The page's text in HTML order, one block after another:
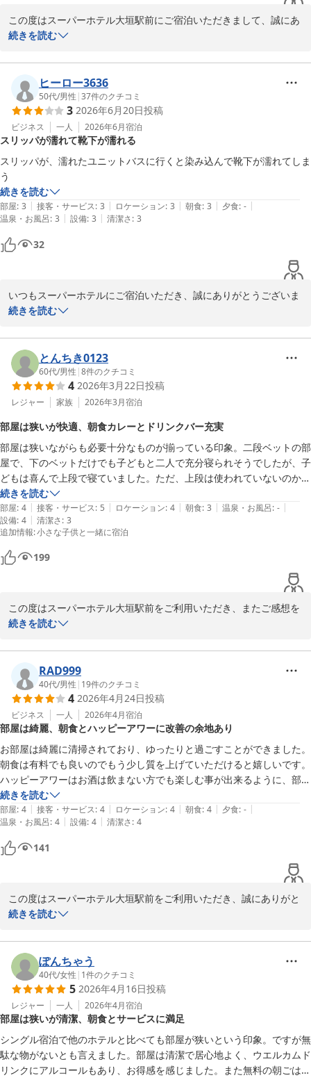
これから梅雨入りの時期となりますが、大垣も雨に映える新緑が美
また季節折々の大垣をsh6309様にお楽しみいただけます日を、心
よりお待ちしております。
スーパーホテル大垣駅前
支配人
スーパーホテル大垣駅前
2026-06-03
ソフトドリンクサービスが長い時間対応しており加えて夕刻からのアル
コールのサービスも大変良かったです。
この度はスーパーホテル大垣駅前にご宿泊いただきまして、誠にあ
りがとうございます。
戴し、大変うれしく拝読いたしました。
お部屋に関しましては、スーパールームのサイズやユニットバスの
広さで圧迫感をお感じになったとのこと、貴重なご感想ありがとう
ございます。
その中でも、ゆっくり過ごし身体を休めることができた、との事で
安心いたしました。
また、「朝食は種類が豊富で美味しかったです。特にパンが美味し
お口に合いましたこと、スタッフ一同大変うれしく思っておりま
す。
さらにソフトドリンクのサービスや、夕刻からのアルコールサービ
スについてもご満足いただき、ラウンジタイムを楽しんでいただけ
たご様子が伝わり、励みとなりました。
貴重なお時間を割いてクチコミをご投稿いただき、心より感謝申し
上げます。
大垣はこれから夏本番を迎え、日中は暑くても夜風が心地よい季節
どうぞご体調にはお気を付けてお過ごしくださいませ。
次回のお越しををスタッフ一同心よりお待ちしております。
スーパーホテル大垣駅前
支配人
スーパーホテル大垣駅前
2026-06-03
続きを読む
ヒーロー3636
50代/男性 |37件のクチコミ
3 2026年6月20日投稿
ビジネス 一人 2026年6月宿泊
スリッパが濡れて靴下が濡れる
スリッパが、濡れたユニットバスに行くと染み込んで靴下が濡れてしま
う
続きを読む
部屋: 3 | 接客・サービス: 3 | ロケーション: 3 | 朝食: 3 | 夕食: - |
温泉・お風呂: 3 | 設備: 3 | 清潔さ: 3
32
いつもスーパーホテルにご宿泊いただき、誠にありがとうございま
す。
スリッパが濡れたユニットバスに行くと染み込んで靴下が濡れてし
まったとのご指摘をいただき、ご不便をおかけし申し訳ございませ
んでした。
お客様からいただいたご意見は、今後の快適なご滞在のため大切に
参考とさせていただきます。
スーパーホテルはお好みに合わせてお選びいただける枕、健康朝食
バイキングなど、お客様がリラックスしてお休みいただけるよう心
がけております。
大垣駅から徒歩約5分の立地でご滞在中、駅周辺の散策や地元の雰
囲気もお楽しみいただけておりましたら幸いでございます。
前回、そして今回もご多用の中クチコミをご投稿いただきましてあ
りがとうございます。
これから暑さが増してまいりますが、どうぞご自愛くださいませ。
スーパーホテル大垣駅前
支配人
続きを読む
とんちき0123
60代/男性 |8件のクチコミ
4 2026年3月22日投稿
レジャー 家族 2026年3月宿泊
部屋は狭いが快適、朝食カレーとドリンクバー充実
部屋は狭いながらも必要十分なものが揃っている印象。二段ベットの部
屋で、下のベットだけでも子どもと二人で充分寝られそうでしたが、子
どもは喜んで上段で寝ていました。ただ、上段は使われていないのか、
子ども曰く、余り清潔ではなかったとのことです。
残念ながら大浴場がないホテルでした。代わりにアメニティが豊富で、
基礎化粧品の他、入浴剤やシートマスク、ハーブティーもありました。
アルコールがあるドリンクバーも充実しています。
朝ごはんは、よくある普通の無料ブッフェの感じでしたが、カレーが美
味しかったです。
ホテルの駐車場はありませんが、近くに24時間1000円未満の駐車場が
点在していて、自動車でも不便はありませんでした。
ただ、コンビニは直ぐ近所になく、歩いて10分程の駅近辺まで行かな
続きを読む
部屋: 4 | 接客・サービス: 5 | ロケーション: 4 | 朝食: 3 | 温泉・お風呂: - |
設備: 4 | 清潔さ: 3
追加情報:小さな子供と一緒に宿泊
199
この度はスーパーホテル大垣駅前をご利用いただき、またご感想を
お寄せくださり誠にありがとうございます。
た一方、清潔感に関してご不快な思いをさせてしまい申し訳ござい
ません。
今後もお客様に安心してご利用いただけるよう、点検と清掃の強化
に努めてまいります。
また、大浴場がないことに関してご不便をおかけしましたが、アメ
ニティや入浴剤、シートマスク、ハーブティーをご活用いただけた
とのこと、嬉しく拝見いたしました。
朝食のカレーやアルコールも楽しめるドリンクバーを気に入ってく
ださりありがとうございます。
朝食は全プラン無料でご提供しておりますので目的地まで元気にご
出発していただけます。
ドリンクバーのアルコールは毎日17時から、ジュース等は15時から
お召し上がりいただけ、多くのお客様からもご好評をいただいてお
ります。
春の陽気が心地よい季節となりました。
また岐阜西濃の美しい景色もお楽しみいただければと存じます。
おります。
スーパーホテル大垣駅前
支配人
スーパーホテル大垣駅前
2026-04-06
続きを読む
RAD999
40代/男性 | 19件のクチコミ
4 2026年4月24日投稿
ビジネス 一人 2026年4月宿泊
部屋は綺麗、朝食とハッピーアワーに改善の余地あり
お部屋は綺麗に清掃されており、ゆったりと過ごすことができました。
朝食は有料でも良いのでもう少し質を上げていただけると嬉しいです。
ハッピーアワーはお酒は飲まない方でも楽しむ事が出来るように、部屋
にソフトドリンクを持ち込めるようにして欲しい。現状の紙コップでは
小さ過ぎて持ち歩くとこぼしてしまいそう。また少量しかドリンクを入
れる事ができません。私は一杯だけで良いので、もう少し大きなコップ
続きを読む
部屋: 4 | 接客・サービス: 4 | ロケーション: 4 | 朝食: 4 | 夕食: - |
温泉・お風呂: 4 | 設備: 4 | 清潔さ: 4
141
この度はスーパーホテル大垣駅前をご利用いただき、誠にありがと
うございます。
朝食の質やソフトドリンクのご提供方法についてご意見を頂きご期
待に沿うことができず申し訳ございませんでした。
皆さまにより快適にお過ごしいただけるよう、今後の参考にさせて
いただきます。
一方でお部屋を綺麗に清掃していたことや、ゆったりとお過ごしい
ただけたとのお言葉を頂戴し、大変嬉しく拝読いたしました。
当ホテルは全室ダブルベッドを完備しており、客室も環境に配慮し
た設計にこだわることで、ご滞在中は心地よくお過ごしいただける
続きを読む
ぽんちゃう
40代/女性 | 1件のクチコミ
5 2026年4月16日投稿
レジャー 一人 2026年4月宿泊
部屋は狭いが清潔、朝食とサービスに満足
シングル宿泊で他のホテルと比べても部屋が狭いという印象。ですが無
駄な物がないとも言えました。部屋は清潔で居心地よく、ウエルカムド
リンクにアルコールもあり、お得感を感じました。また無料の朝ごはん